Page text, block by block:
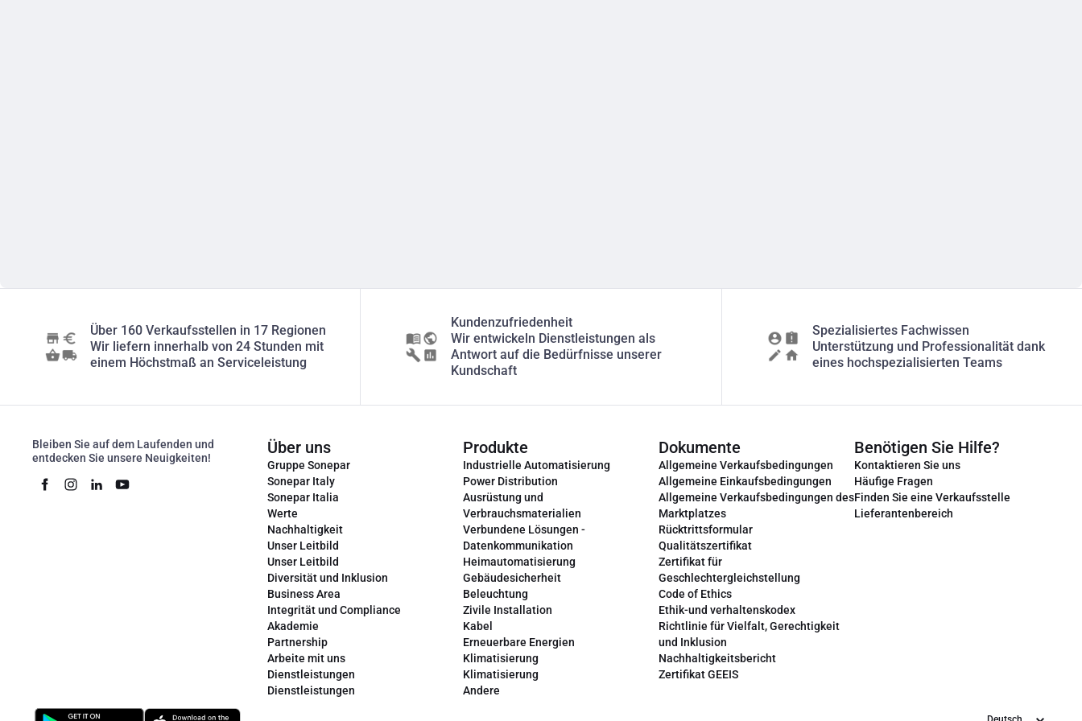
Über 160 Verkaufsstellen in 17 Regionen
Wir liefern innerhalb von 24 Stunden mit
einem Höchstmaß an Serviceleistung
Kundenzufriedenheit
Wir entwickeln Dienstleistungen als
Antwort auf die Bedürfnisse unserer
Kundschaft
Spezialisiertes Fachwissen
Unterstützung und Professionalität dank
eines hochspezialisierten Teams
Bleiben Sie auf dem Laufenden und
entdecken Sie unsere Neuigkeiten!
Über uns
Gruppe Sonepar
Sonepar Italy
Sonepar Italia
Werte
Nachhaltigkeit
Unser Leitbild
Unser Leitbild
Diversität und Inklusion
Business Area
Integrität und Compliance
Akademie
Partnership
Arbeite mit uns
Dienstleistungen
Dienstleistungen
Produkte
Industrielle Automatisierung
Power Distribution
Ausrüstung und
Verbrauchsmaterialien
Verbundene Lösungen -
Datenkommunikation
Heimautomatisierung
Gebäudesicherheit
Beleuchtung
Zivile Installation
Kabel
Erneuerbare Energien
Klimatisierung
Klimatisierung
Andere
Dokumente
Allgemeine Verkaufsbedingungen
Allgemeine Einkaufsbedingungen
Allgemeine Verkaufsbedingungen des
Marktplatzes
Rücktrittsformular
Qualitätszertifikat
Zertifikat für
Geschlechtergleichstellung
Code of Ethics
Ethik-und verhaltenskodex
Richtlinie für Vielfalt, Gerechtigkeit
und Inklusion
Nachhaltigkeitsbericht
Zertifikat GEEIS
Benötigen Sie Hilfe?
Kontaktieren Sie uns
Häufige Fragen
Finden Sie eine Verkaufsstelle
Lieferantenbereich